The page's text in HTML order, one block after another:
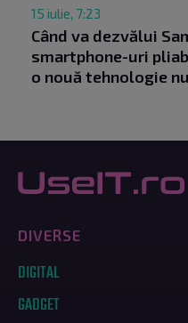
15 iulie, 7:23
Când va dezvălui
smartphone-uri
o nouă tehnologie
DIVERSE
DIGITAL
GADGET